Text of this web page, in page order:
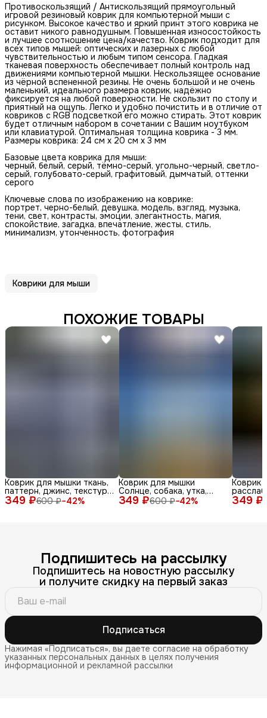
Противоскользящий / Антискользящий прямоугольный
игровой резиновый коврик для компьютерной мыши с
рисунком. Высокое качество и яркий принт этого коврика не
оставит никого равнодушным. Повышенная износостойкость
и лучшее соотношение цена/качество. Коврик подходит для
всех типов мышей: оптических и лазерных с любой
чувствительностью и любым типом сенсора. Гладкая
тканевая поверхность обеспечивает полный контроль над
движениями компьютерной мышки. Нескользящее основание
из чёрной вспененной резины. Не очень большой и не очень
маленький, идеального размера коврик, надёжно
фиксируется на любой поверхности. Не скользит по столу и
приятный на ощупь. Легко и удобно почистить и в отличие от
ковриков с RGB подсветкой его можно стирать. Этот коврик
будет отличным набором в сочетании с Вашим ноутбуком
или клавиатурой. Оптимальная толщина коврика - 3 мм.
Размеры коврика: 24 см x 20 см x 3 мм
Базовые цвета коврика для мыши:
черный, белый, серый, тёмно-серый, угольно-черный, светло-
серый, голубовато-серый, графитовый, дымчатый, оттенки
серого
Ключевые слова по изображению на коврике:
портрет, черно-белый, девушка, модель, взгляд, музыка,
тени, свет, контрасты, эмоции, элегантность, магия,
спокойствие, загадка, впечатление, жесты, стиль,
минимализм, утонченность, фотография
Коврики для мыши
ПОХОЖИЕ ТОВАРЫ
349 ₽600 ₽−42%
Коврик для мышки ткань,
паттерн, джинс, текстура,
синий, бел 349 ₽600 ₽−42%
Коврик для мышки
Солнце, собака, утка,
очки, море, доска, ле 349 ₽
Коврик
Подпишитесь на рассылку
Подпишитесь на новостную рассылку
и получите скидку на первый заказ
Подписаться
Нажимая «Подписаться», вы даете согласие на обработку
указанных персональных данных в целях получения
информационной и рекламной рассылки